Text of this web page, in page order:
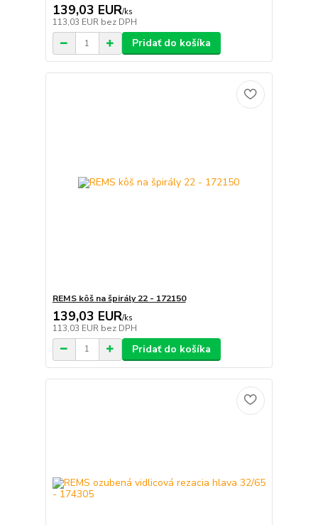
139,03 EUR/ks
113,03 EUR bez DPH
Pridať do košíka
REMS kôš na špirály 22 - 172150
139,03 EUR/ks
113,03 EUR bez DPH
Pridať do košíka